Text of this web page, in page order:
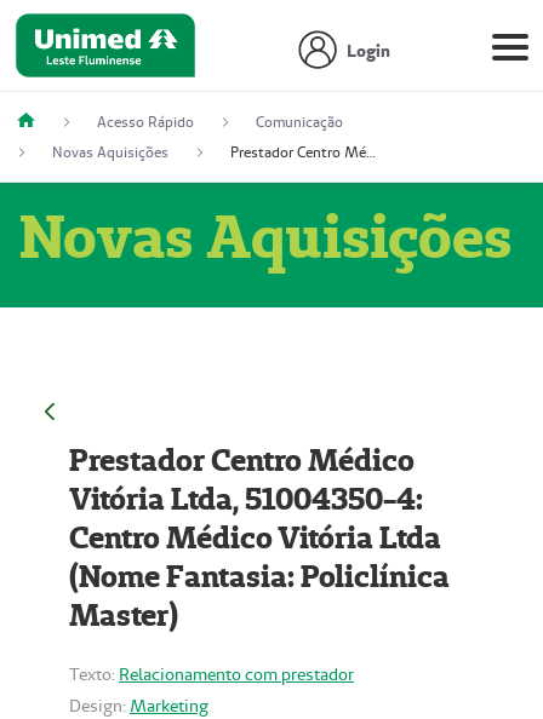
Login
Acesso Rápido
Comunicação
Novas Aquisições
Prestador Centro Médico Vitória Ltda, 51004350-4: Centro Médico Vitória Ltda (Nome Fantasia: Policlínica Master)
Novas Aquisições
Prestador Centro Médico
Vitória Ltda, 51004350-4:
Centro Médico Vitória Ltda
(Nome Fantasia: Policlínica
Master)
Texto: Relacionamento com prestador
Design: Marketing